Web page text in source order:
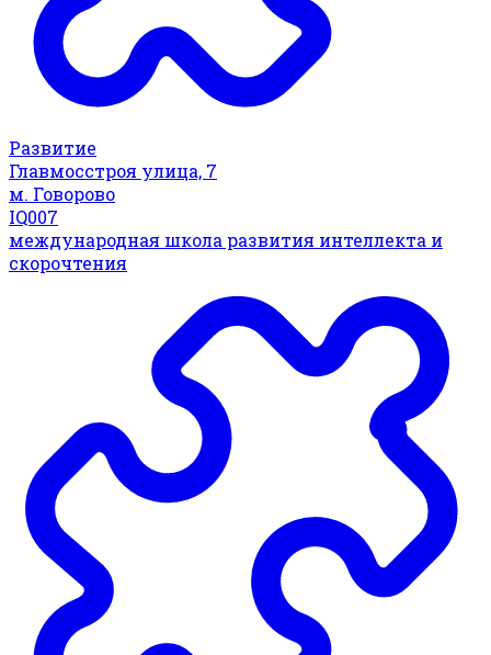
Развитие
Главмосстроя улица, 7
м. Говорово
IQ007
международная школа развития интеллекта и
скорочтения